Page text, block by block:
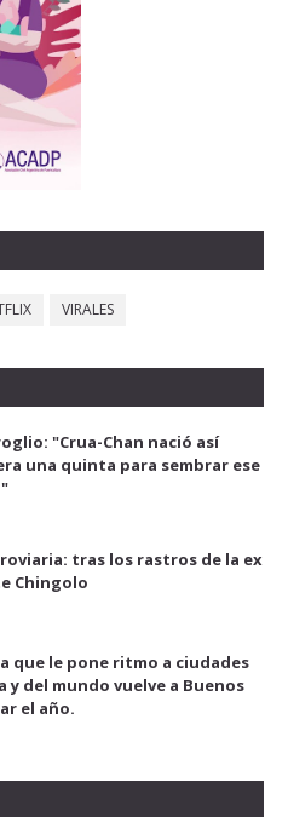
VIRALES
"Crua-Chan nació así
una quinta para sembrar ese
tras los rastros de la ex
Chingolo
que le pone ritmo a ciudades
y del mundo vuelve a Buenos
el año.